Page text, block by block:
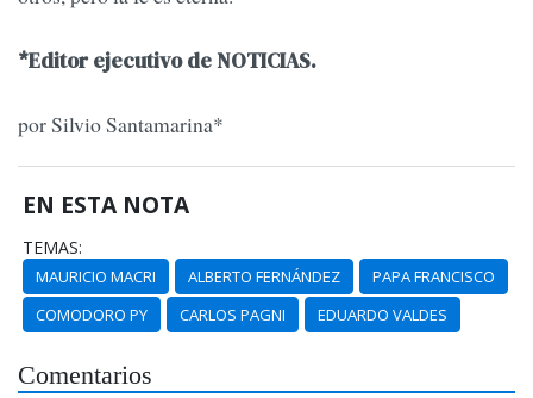
*Editor ejecutivo de NOTICIAS.
por Silvio Santamarina*
EN ESTA NOTA
TEMAS:
MAURICIO MACRI ALBERTO FERNÁNDEZ
PAPA FRANCISCO
COMODORO PY
CARLOS PAGNI EDUARDO VALDES
Comentarios